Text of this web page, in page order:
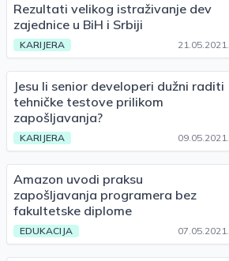
Rezultati velikog istraživanje dev
zajednice u BiH i Srbiji
KARIJERA 21.05.2021.
Jesu li senior developeri dužni raditi
tehničke testove prilikom
zapošljavanja?
KARIJERA 09.05.2021.
Amazon uvodi praksu
zapošljavanja programera bez
fakultetske diplome
EDUKACIJA 07.05.2021.